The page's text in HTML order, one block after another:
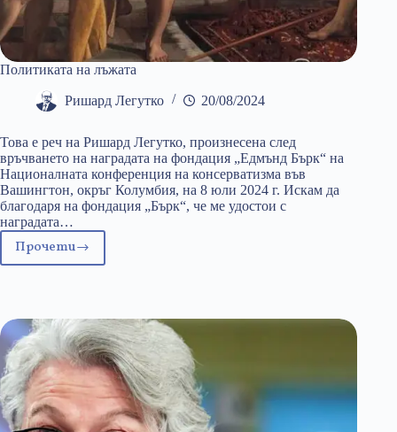
Политиката на лъжата
Ришард Легутко 20/08/2024
Това е реч на Ришард Легутко, произнесена след
връчването на наградата на фондация „Едмънд Бърк“ на
Националната конференция на консерватизма във
Вашингтон, окръг Колумбия, на 8 юли 2024 г. Искам да
благодаря на фондация „Бърк“, че ме удостои с
наградата…
ПрочетиПолитиката